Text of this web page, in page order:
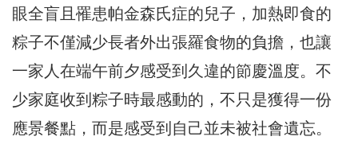
眼全盲且罹患帕金森氏症的兒子，加熱即食的
粽子不僅減少長者外出張羅食物的負擔，也讓
一家人在端午前夕感受到久違的節慶溫度。不
少家庭收到粽子時最感動的，不只是獲得一份
應景餐點，而是感受到自己並未被社會遺忘。